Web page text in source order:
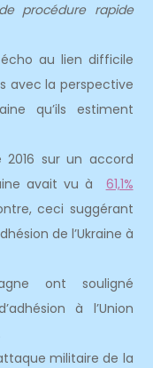
procédure rapide
au lien difficile
avec la perspective
qu’ils estiment
2016 sur un accord
avait vu à 61,1%
ceci suggérant
de l’Ukraine à
ont souligné
à l’Union
militaire de la